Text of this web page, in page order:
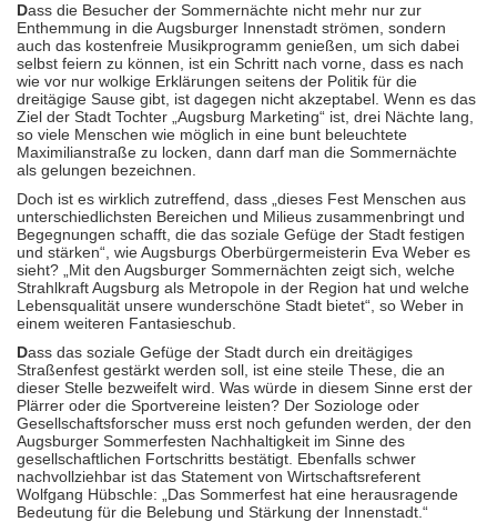
Dass die Besucher der Sommernächte nicht mehr nur zur
Enthemmung in die Augsburger Innenstadt strömen, sondern
auch das kostenfreie Musikprogramm genießen, um sich dabei
selbst feiern zu können, ist ein Schritt nach vorne, dass es nach
wie vor nur wolkige Erklärungen seitens der Politik für die
dreitägige Sause gibt, ist dagegen nicht akzeptabel. Wenn es das
Ziel der Stadt Tochter „Augsburg Marketing“ ist, drei Nächte lang,
so viele Menschen wie möglich in eine bunt beleuchtete
Maximilianstraße zu locken, dann darf man die Sommernächte
als gelungen bezeichnen.
Doch ist es wirklich zutreffend, dass „dieses Fest Menschen aus
unterschiedlichsten Bereichen und Milieus zusammenbringt und
Begegnungen schafft, die das soziale Gefüge der Stadt festigen
und stärken“, wie Augsburgs Oberbürgermeisterin Eva Weber es
sieht? „Mit den Augsburger Sommernächten zeigt sich, welche
Strahlkraft Augsburg als Metropole in der Region hat und welche
Lebensqualität unsere wunderschöne Stadt bietet“, so Weber in
einem weiteren Fantasieschub.
Dass das soziale Gefüge der Stadt durch ein dreitägiges
Straßenfest gestärkt werden soll, ist eine steile These, die an
dieser Stelle bezweifelt wird. Was würde in diesem Sinne erst der
Plärrer oder die Sportvereine leisten? Der Soziologe oder
Gesellschaftsforscher muss erst noch gefunden werden, der den
Augsburger Sommerfesten Nachhaltigkeit im Sinne des
gesellschaftlichen Fortschritts bestätigt. Ebenfalls schwer
nachvollziehbar ist das Statement von Wirtschaftsreferent
Wolfgang Hübschle: „Das Sommerfest hat eine herausragende
Bedeutung für die Belebung und Stärkung der Innenstadt.“